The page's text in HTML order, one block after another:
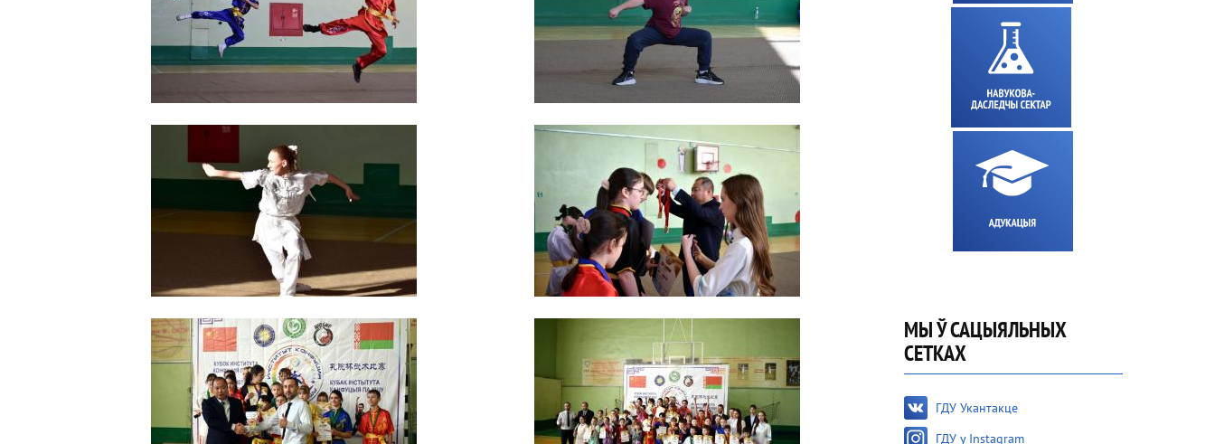
МЫ Ў САЦЫЯЛЬНЫХ
СЕТКАХ
ГДУ Укантакце
ГДУ у Instagram